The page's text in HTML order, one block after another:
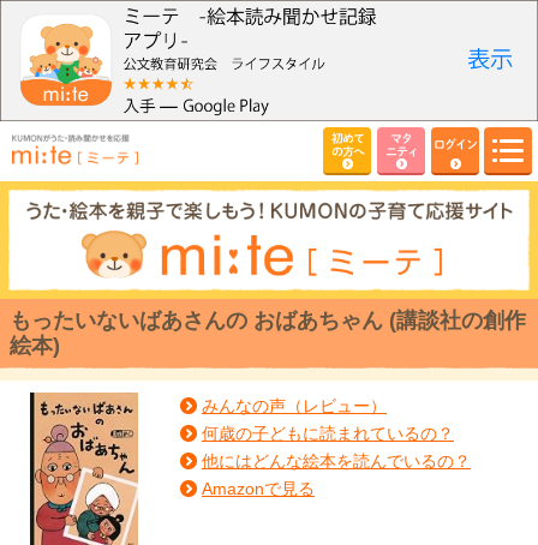
初めて
の方へ
マタ
ニティ
ログイン
もったいないばあさんの おばあちゃん (講談社の創作
絵本)
みんなの声（レビュー）
何歳の子どもに読まれているの？
他にはどんな絵本を読んでいるの？
Amazonで見る